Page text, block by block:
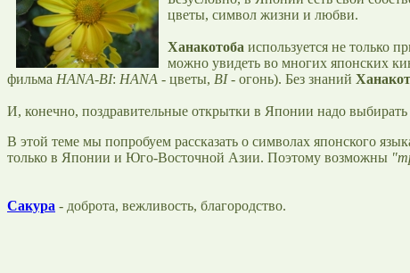
цветы, символ жизни и любви.
Ханакотоба используется не только
можно увидеть во многих японских
фильма HANA-BI: HANA - цветы, BI- огонь). Без знаний
И, конечно, поздравительные открытки в Японии надо выбирать
В этой теме мы попробуем рассказать о символах японского
только в Японии и Юго-Восточной Азии. Поэтому возможны
Сакура - доброта, вежливость, благородство.